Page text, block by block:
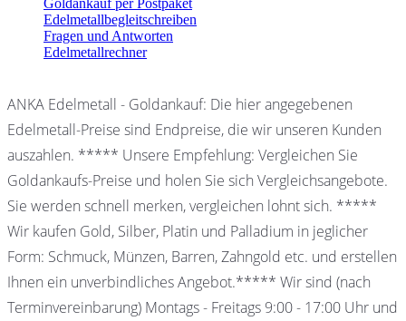
Edelmetallbegleitschreiben
Fragen und Antworten
Edelmetallrechner
ANKA Edelmetall - Goldankauf: Die hier angegebenen
Edelmetall-Preise sind Endpreise, die wir unseren Kunden
auszahlen. ***** Unsere Empfehlung: Vergleichen Sie
Goldankaufs-Preise und holen Sie sich Vergleichsangebote.
Sie werden schnell merken, vergleichen lohnt sich. *****
Wir kaufen Gold, Silber, Platin und Palladium in jeglicher
Form: Schmuck, Münzen, Barren, Zahngold etc. und erstellen
Ihnen ein unverbindliches Angebot.***** Wir sind (nach
Terminvereinbarung) Montags - Freitags 9:00 - 17:00 Uhr und